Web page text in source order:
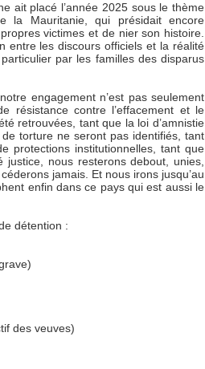
ait placé l’année 2025 sous le thème
la Mauritanie, qui présidait encore
victimes et de nier son histoire.
entre les discours officiels et la réalité
par les familles des disparus
engagement n’est pas seulement
résistance contre l’effacement et le
retrouvées, tant que la loi d’amnistie
torture ne seront pas identifiés, tant
protections institutionnelles, tant que
nous resterons debout, unies,
jamais. Et nous irons jusqu’au
enfin dans ce pays qui est aussi le
détention :
des veuves)